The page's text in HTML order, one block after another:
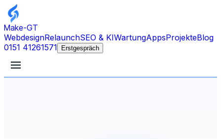
Make-GT
WebdesignRelaunchSEO & KIWartungAppsProjekteBlog
0151 41261571
Erstgespräch